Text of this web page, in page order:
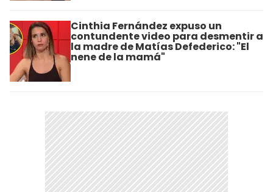
Cinthia Fernández expuso un
contundente video para desmentir a
la madre de Matías Defederico: "El
nene de la mamá"